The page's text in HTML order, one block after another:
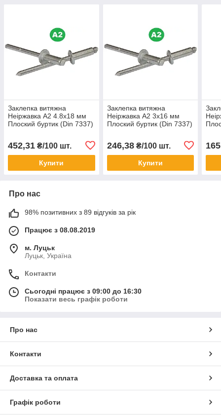
Заклепка витяжна
Неіржавка А2 4.8х18 мм
Плоский буртик (Din 7337)
452,31 ₴/100 шт.
Купити
Заклепка витяжна
Неіржавка А2 3х16 мм
Плоский буртик (Din 7337)
246,38₴/100 шт.
Купити
Про нас
98% позитивних з 89 відгуків за рік
Працює з 08.08.2019
м. Луцьк
Луцьк, Україна
Контакти
Сьогодні працює з 09:00 до 16:30
Показати весь графік роботи
Про нас
Контакти
Доставка та оплата
Графік роботи